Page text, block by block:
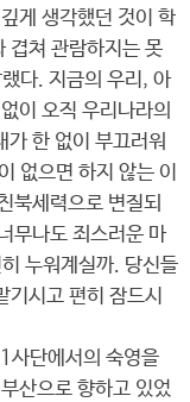
게 생각했던 것이 학
겹쳐 관람하지는 못
다. 지금의 우리, 아
이 오직 우리나라의
가 한 없이 부끄러워
없으면 하지 않는 이
북세력으로 변질되
무나도 죄스러운 마
누워계실까. 당신들
기시고 편히 잠드시
사단에서의 숙영을
산으로 향하고 있었